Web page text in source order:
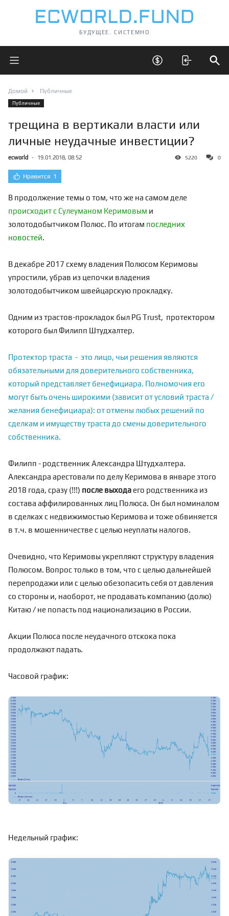
БУДУЩЕЕ. СИСТЕМНО
Открыть главное меню Открыть скрытые
Домой Публичные
Публичные
трещина в вертикали власти или
личные неудачные инвестиции?
ecworld - 19.01.2018, 08:52 5220 0
Нравится 1
В продолжение темы о том, что же на самом деле
происходит с Сулеуманом Керимовым и
золотодобытчиком Полюс. По итогам последних
новостей.
В декабре 2017 схему владения Полюсом Керимовы
упростили, убрав из цепочки владения
золотодобытчиком швейцарскую прокладку.
Одним из трастов-прокладок был PG Trust, протектором
которого был Филипп Штудхалтер.
Протектор траста - это лицо, чьи решения являются
обязательными для доверительного собственника,
который представляет бенефициара. Полномочия его
могут быть очень широкими (зависит от условий траста /
желания бенефициара): от отмены любых решений по
сделкам и имуществу траста до смены доверительного
собственника.
Филипп - родственник Александра Штудхалтера.
Александра арестовали по делу Керимова в январе этого
2018 года, сразу (!!!) после выхода его родственника из
состава аффилированных лиц Полюса. Он был номиналом
в сделках с недвижимостью Керимова и тоже обвиняется
в т.ч. в мошенничестве с целью неуплаты налогов.
Очевидно, что Керимовы укрепляют структуру владения
Полюсом. Вопрос только в том, что с целью дальнейшей
перепродажи или с целью обезопасить себя от давления
со стороны и, наоборот, не продавать компанию (долю)
Китаю / не попасть под национализацию в России.
Акции Полюса после неудачного отскока пока
продолжают падать.
Часовой график:
Недельный график: